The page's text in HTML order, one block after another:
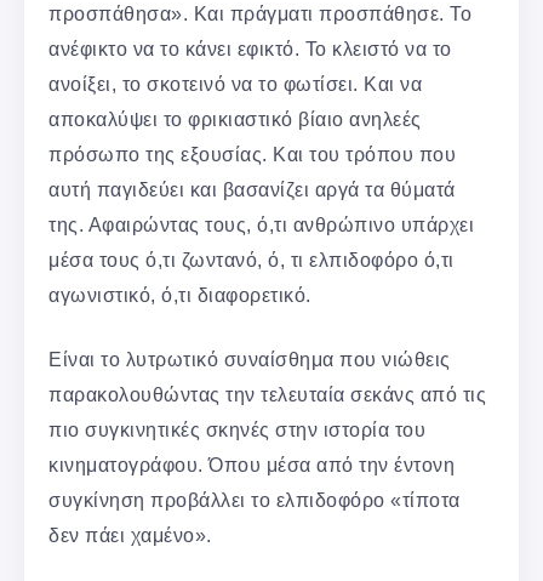
προσπάθησα». Και πράγματι προσπάθησε. Το
ανέφικτο να το κάνει εφικτό. Το κλειστό να το
ανοίξει, το σκοτεινό να το φωτίσει. Και να
αποκαλύψει το φρικιαστικό βίαιο ανηλεές
πρόσωπο της εξουσίας. Και του τρόπου που
αυτή παγιδεύει και βασανίζει αργά τα θύματά
της. Αφαιρώντας τους, ό,τι ανθρώπινο υπάρχει
μέσα τους ό,τι ζωντανό, ό, τι ελπιδοφόρο ό,τι
αγωνιστικό, ό,τι διαφορετικό.
Είναι το λυτρωτικό συναίσθημα που νιώθεις
παρακολουθώντας την τελευταία σεκάνς από τις
πιο συγκινητικές σκηνές στην ιστορία του
κινηματογράφου. Όπου μέσα από την έντονη
συγκίνηση προβάλλει το ελπιδοφόρο «τίποτα
δεν πάει χαμένο».